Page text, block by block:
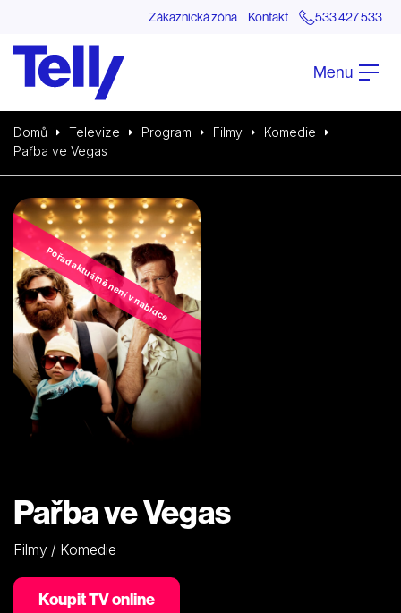
Zákaznická zóna Kontakt 533 427 533
Menu
Domů Televize Program Filmy
Komedie
Pařba ve Vegas
Pořad aktuálně není v nabídce
Pařba ve Vegas
Filmy / Komedie
Koupit TV online